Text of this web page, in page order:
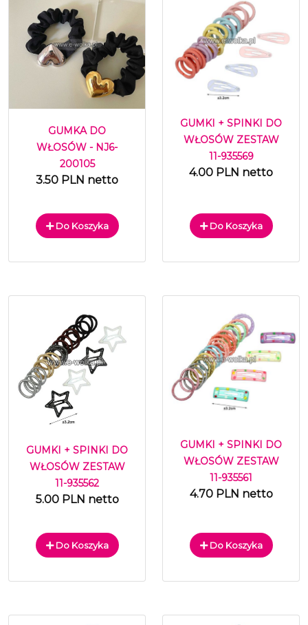
GUMKA DO
WŁOSÓW - NJ6-
200105
3.50 PLN netto
Do Koszyka
GUMKI + SPINKI DO
WŁOSÓW ZESTAW
11-935569
4.00 PLN netto
Do Koszyka
GUMKI + SPINKI DO
WŁOSÓW ZESTAW
11-935562
5.00 PLN netto
Do Koszyka
GUMKI + SPINKI DO
WŁOSÓW ZESTAW
11-935561
4.70 PLN netto
Do Koszyka